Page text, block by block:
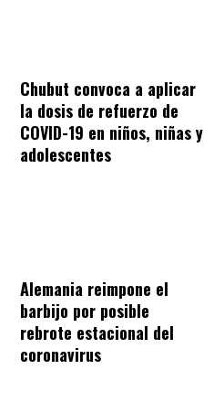
Chubut convoca a aplicar
la dosis de refuerzo de
COVID-19 en niños, niñas y
adolescentes
Alemania reimpone el
barbijo por posible
rebrote estacional del
coronavirus